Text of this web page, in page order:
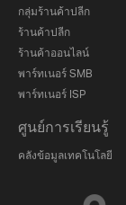
กลุ่มร้านค้าปลีก
ร้านค้าปลีก
ร้านค้าออนไลน์
พาร์ทเนอร์ SMB
พาร์ทเนอร์ ISP
ศูนย์การเรียนรู้
คลังข้อมูลเทคโนโลยี